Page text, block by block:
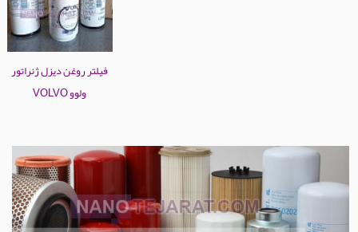
فیلتر روغن دیزل ژنراتور
ولوو VOLVO